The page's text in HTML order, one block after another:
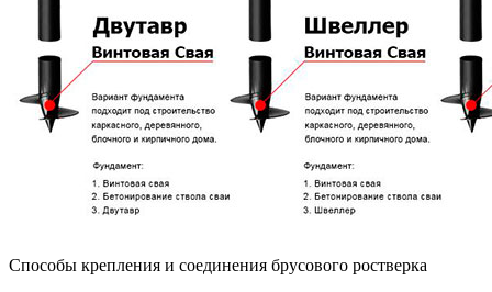
Способы крепления и соединения брусового ростверка